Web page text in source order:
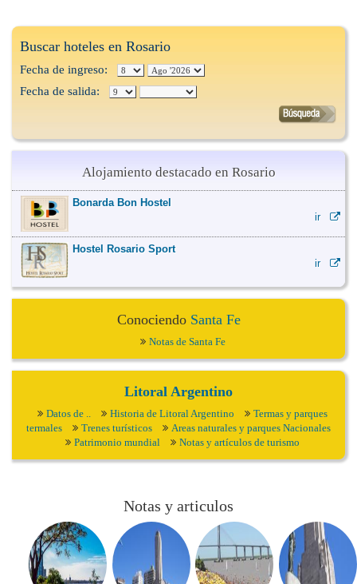
Buscar hoteles en Rosario
Fecha de ingreso:
Fecha de salida:
Alojamiento destacado en Rosario
Bonarda Bon Hostel
ir
Hostel Rosario Sport
ir
Conociendo Santa Fe
Notas de Santa Fe
Litoral Argentino
Datos de .. Historia de Litoral Argentino
Termas y parques
termales
Trenes turísticos
Areas naturales y parques Nacionales
Patrimonio mundial
Notas y artículos de turismo
Notas y articulos